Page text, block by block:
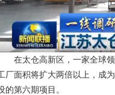
在太仓高新区，一家全球领
厂面积将扩大两倍以上，成
的第六期项目。